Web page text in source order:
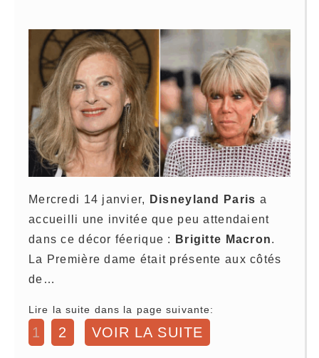
Mercredi 14 janvier, Disneyland Paris a
accueilli une invitée que peu attendaient
dans ce décor féerique :
Brigitte Macron.
La Première dame était présente aux côtés
de…
Lire la suite dans la page suivante:
1 2 VOIR LA SUITE